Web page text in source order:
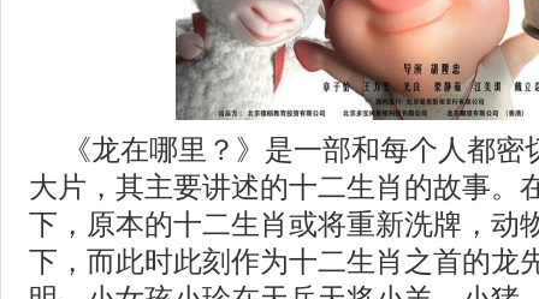
《龙在哪里？》是一部和每个人都
大片，其主要讲述的十二生肖的故事。
下，原本的十二生肖或将重新洗牌，动
下，而此时此刻作为十二生肖之首的龙